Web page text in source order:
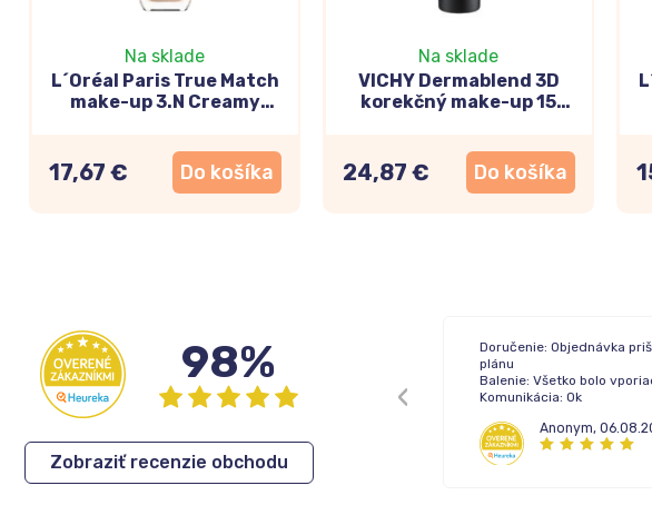
Na sklade
L´Oréal Paris True Match
make-up 3.N Creamy
17,67 € Do košíka
Na sklade
VICHY Dermablend 3D
korekčný make-up 15
24,87 € Do košíka
98%
Zobraziť recenzie obchodu
Žiadne !
Doručenie: Objednávka
plánu
Balenie: Všetko bolo
Komunikácia: Ok
Anonym,